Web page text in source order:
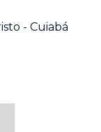
- Cuiabá